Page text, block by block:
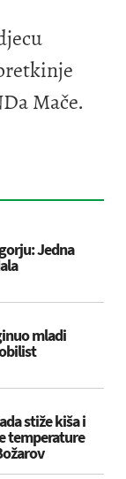
Mače.
Jedna
mladi
stiže kiša i
temperature